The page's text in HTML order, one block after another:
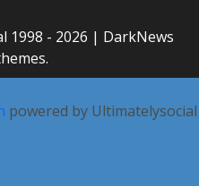
1998 - 2026 | DarkNews
powered by Ultimatelysocial